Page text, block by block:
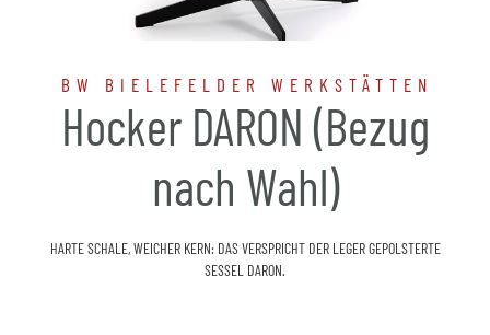
BW BIELEFELDER WERKSTÄTTEN
Hocker DARON (Bezug
nach Wahl)
HARTE SCHALE, WEICHER KERN: DAS VERSPRICHT DER LEGER GEPOLSTERTE
SESSEL DARON.